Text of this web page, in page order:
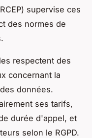
supervise ces
des normes de
respectent des
concernant la
données.
ses tarifs,
durée d'appel, et
selon le RGPD.